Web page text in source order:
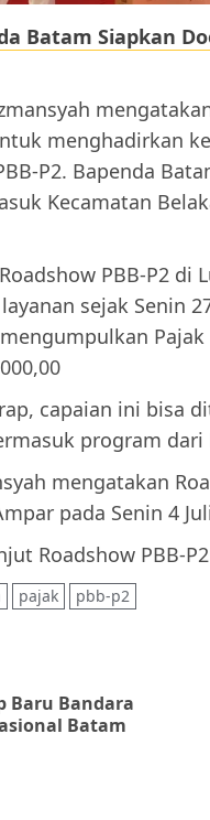
Batam Siapkan
menghadirkan
P2. Bapenda
Kecamatan
PBB-P2 di
sejak Senin
capaian ini bisa
program
mengatakan
pada Senin 4
Roadshow PBB-
pajak pbb-p2
Baru Bandara
Batam